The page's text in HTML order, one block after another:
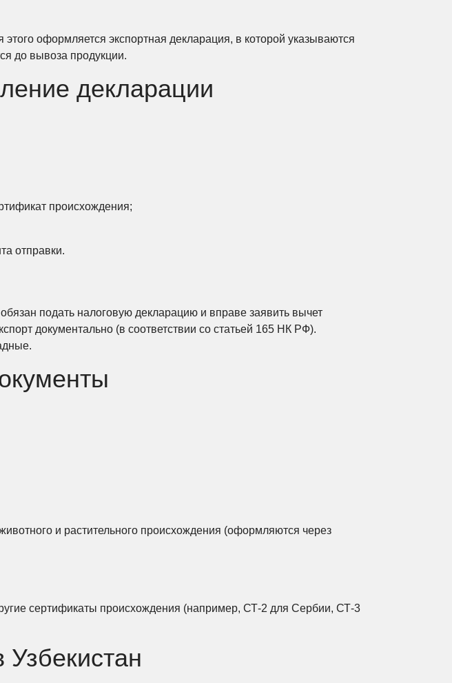
оформляется экспортная декларация, в которой указываются
до вывоза продукции.
декларации
происхождения;
отправки.
подать налоговую декларацию и вправе заявить вычет
документально (в соответствии со статьей 165 НК РФ).
и растительного происхождения (оформляются через
сертификаты происхождения (например, СТ-2 для Сербии, СТ-3